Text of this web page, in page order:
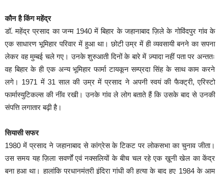
कौन है किंग महेंद्र
डॉ. महेंद्र प्रसाद का जन्म 1940 में बिहार के जहानाबाद ज़िले के गोविंदपुर गांव के
एक साधारण भूमिहार परिवार में हुआ था। छोटी उम्र में ही व्यवसायी बनने का सपना
लेकर वह मुम्बई चले गए। उनके शुरुआती दिनों के बारे में ज़्यादा नहीं पता पर अन्ततः
वह बिहार के ही एक अन्य भूमिहार फार्मा टायकून सम्प्रदा सिंह के साथ काम करने
लगे। 1971 में 31 साल की उम्र में प्रसाद ने अपनी स्वयं की फैक्ट्री, एरिस्टो
फार्मास्युटिकल्स की नींव रखी। उनके गांव ले लोग बताते हैं कि उसके बाद से उनकी
संपत्ति लगातार बढ़ी है।
सियासी सफर
1980 में प्रसाद ने जहानाबाद से कांग्रेस के टिकट पर लोकसभा का चुनाव जीता।
उस समय यह ज़िला सवर्णों एवं नक्सलियों के बीच चल रहे एक ख़ूनी खेल का केंद्र
बना हुआ था। हालांकि प्रधानमंत्री इंदिरा गांधी की हत्या के बाद हुए 1984 के आम